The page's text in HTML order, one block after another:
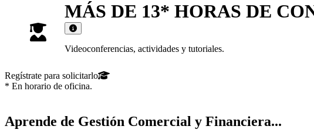
MÁS DE 13* HORAS DE
Videoconferencias, actividades y tutoriales.
Regístrate para solicitarlo
* En horario de oficina.
Aprende de Gestión Comercial y Financiera...